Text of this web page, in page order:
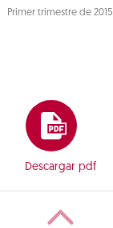
Primer trimestre de 2015
Descargar pdf